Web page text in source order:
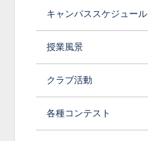
キャンパススケジュール
授業風景
クラブ活動
各種コンテスト